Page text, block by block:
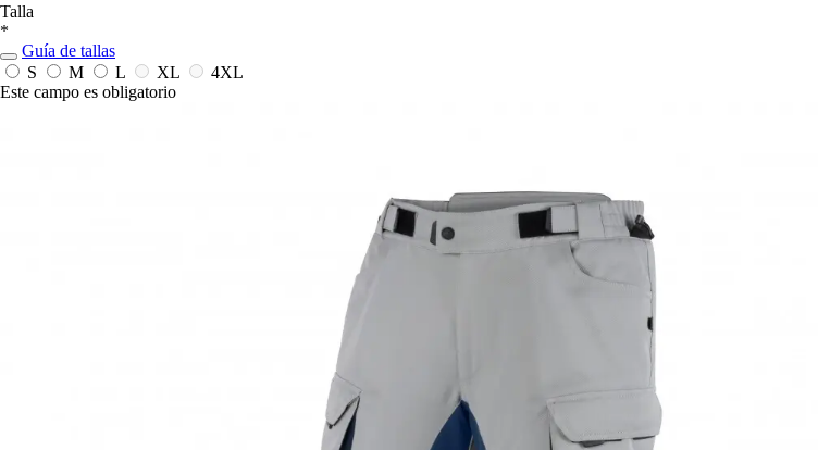
Talla
*
Guía de tallas
S
M L XL
4XL
Este campo es obligatorio